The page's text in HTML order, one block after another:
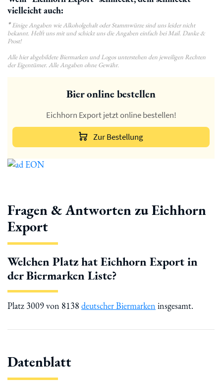
vielleicht auch:
*Einige Angaben wie Alkoholgehalt oder Stammwürze sind uns leider nicht
bekannt. Helft uns mit und schickt uns die Angaben einfach bei Mail. Danke &
Prost!
Alle hier abgebildete Biermarken und Logos unterstehen den jeweiligen Rechten
der Eigentümer. Alle Angaben ohne Gewähr.
Bier online bestellen
Eichhorn Export jetzt online bestellen!
Zur Bestellung
Fragen & Antworten zu Eichhorn
Export
Welchen Platz hat Eichhorn Export in
der Biermarken Liste?
Platz 3009 von 8138 deutscher Biermarken insgesamt.
Datenblatt